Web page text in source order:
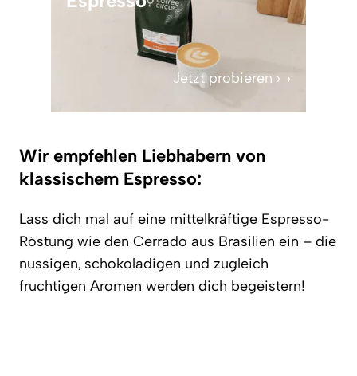
Jetzt probieren ›
Wir empfehlen Liebhabern von
klassischem Espresso:
Lass dich mal auf eine mittelkräftige Espresso-
Röstung wie den Cerrado aus Brasilien ein – die
nussigen, schokoladigen und zugleich
fruchtigen Aromen werden dich begeistern!